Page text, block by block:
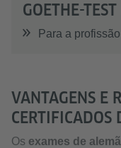
GOETHE-TEST
Para a profissão
VANTAGENS E
CERTIFICADOS
Os exames de